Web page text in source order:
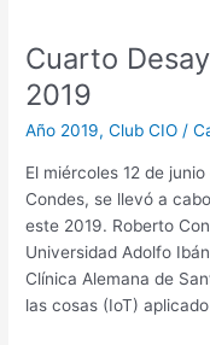
Cuarto
2019
Año 2019,Club CIO /
El miércoles 12 de
Condes, se llevó a
este 2019. Roberto
Universidad Adolfo
Clínica Alemana de
las cosas (IoT)
Cuarto
Desayuno
Club
CIO: